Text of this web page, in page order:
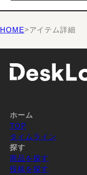
HOME>アイテム詳細
ホーム
TOP
タイムライン
探す
商品を探す
投稿を探す